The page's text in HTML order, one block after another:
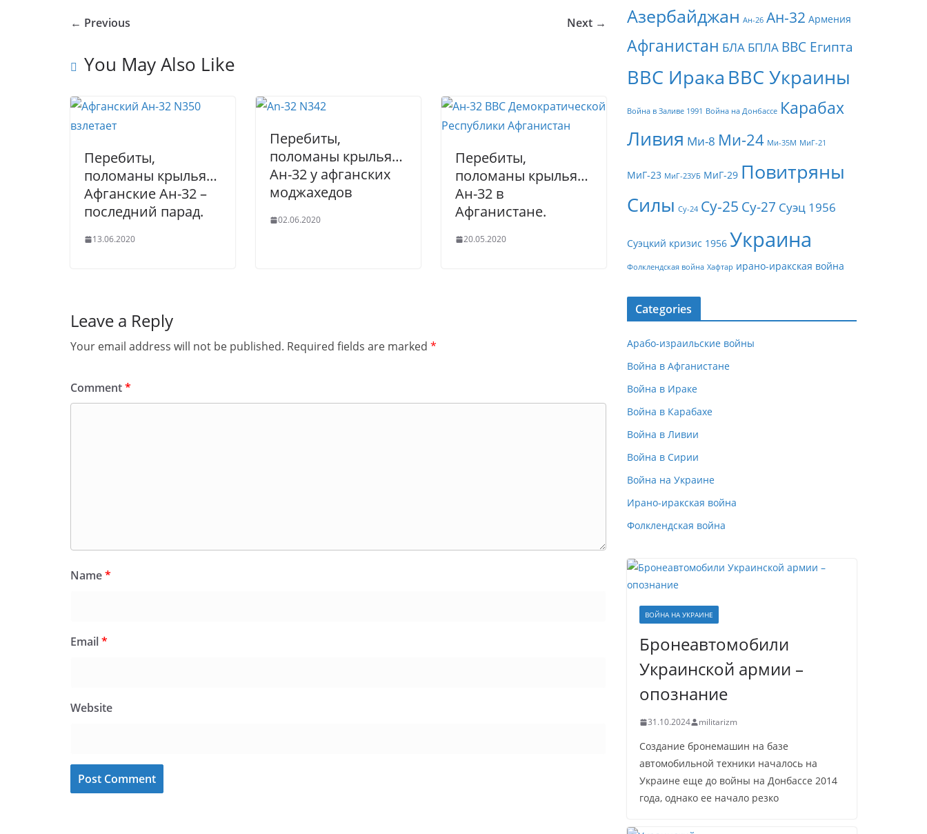
o
r
al
a
ni
o
k
← Previous Next →
You May Also Like
Перебиты,
поломаны крылья…
Афганские Ан-32 –
последний парад.
13.06.2020
Перебиты,
поломаны крылья…
Ан-32 у афганских
моджахедов
02.06.2020
Перебиты,
поломаны крылья…
Ан-32 в
Афганистане.
20.05.2020
Leave a Reply
Your email address will not be published. Required fields are marked *
Comment*
Name*
Email*
Website
Азербайджан Ан-26 Ан-32 Армения
Афганистан БЛА БПЛА ВВС Египта
ВВС Ирака ВВС Украины
Война в Заливе 1991 Война на Донбассе Карабах
Ливия Ми-8 Ми-24 Ми-35М МиГ-21
МиГ-23 МиГ-23УБ МиГ-29 Повитряны
Силы Су-24 Су-25 Су-27 Суэц 1956
Суэцкий кризис 1956 Украина
Фолклендская война Хафтар ирано-иракская война
Categories
Арабо-израильские войны
Война в Афганистане
Война в Ираке
Война в Карабахе
Война в Ливии
Война в Сирии
Война на Украине
Ирано-иракская война
Фолклендская война
ВОЙНА НА УКРАИНЕ
Бронеавтомобили
Украинской армии –
опознание
31.10.2024 militarizm
Создание бронемашин на базе
автомобильной техники началось на
Украине еще до войны на Донбассе 2014
года, однако ее начало резко